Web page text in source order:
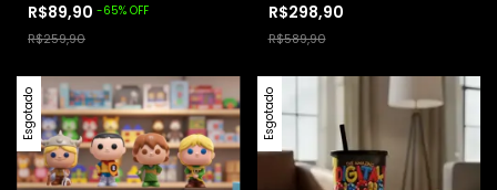
Aniversário Harry Potter
R$89,90 -65% OFF
R$259,90
R$298,90
R$589,90
Esgotado Esgotado